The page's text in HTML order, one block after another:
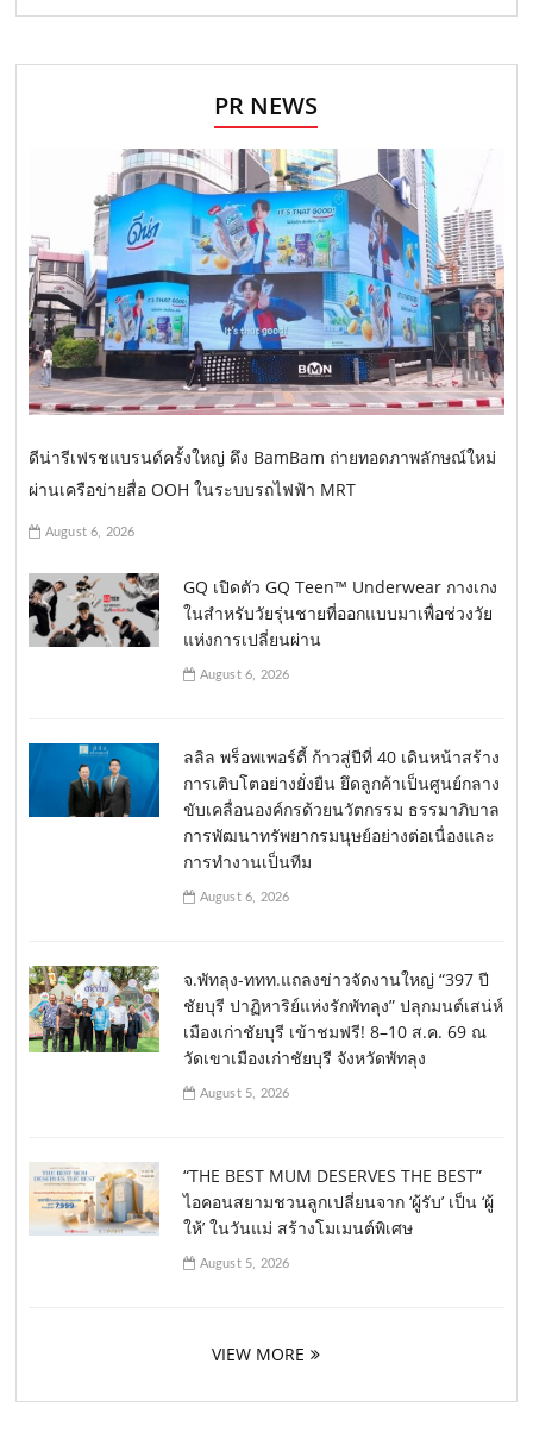
PR NEWS
ดีน่ารีเฟรชแบรนด์ครั้งใหญ่ ดึง BamBam ถ่ายทอดภาพลักษณ์ใหม่
ผ่านเครือข่ายสื่อ OOH ในระบบรถไฟฟ้า MRT
August 6, 2026
GQ เปิดตัว GQ Teen™ Underwear กางเกง
ในสำหรับวัยรุ่นชายที่ออกแบบมาเพื่อช่วงวัย
แห่งการเปลี่ยนผ่าน
August 6, 2026
ลลิล พร็อพเพอร์ตี้ ก้าวสู่ปีที่ 40 เดินหน้าสร้าง
การเติบโตอย่างยั่งยืน ยึดลูกค้าเป็นศูนย์กลาง
ขับเคลื่อนองค์กรด้วยนวัตกรรม ธรรมาภิบาล
การพัฒนาทรัพยากรมนุษย์อย่างต่อเนื่องและ
การทำงานเป็นทีม
August 6, 2026
จ.พัทลุง-ททท.แถลงข่าวจัดงานใหญ่ “397 ปี
ชัยบุรี ปาฏิหาริย์แห่งรักพัทลุง” ปลุกมนต์เสน่ห์
เมืองเก่าชัยบุรี เข้าชมฟรี! 8–10 ส.ค. 69 ณ
วัดเขาเมืองเก่าชัยบุรี จังหวัดพัทลุง
August 5, 2026
“THE BEST MUM DESERVES THE BEST”
ไอคอนสยามชวนลูกเปลี่ยนจาก ‘ผู้รับ’ เป็น ‘ผู้
ให้’ ในวันแม่ สร้างโมเมนต์พิเศษ
August 5, 2026
VIEW MORE